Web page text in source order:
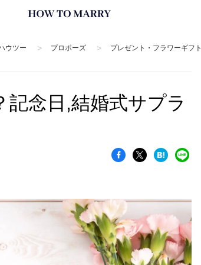
ウツー > プロポーズ > プレゼント・フラワーギフ
念日,結婚式サプラ